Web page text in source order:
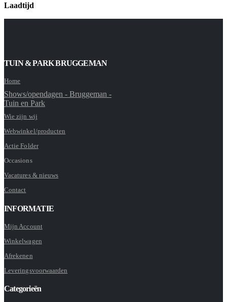
Laadtijd
TUIN & PARK BRUGGEMAN
Home
Shows/opendagen - Bruggeman -
Tuin en Park
Wie zijn wij
Webwinkel/producten
Actie Folder
Occasions
Vacatures & nieuws
Contact
INFORMATIE
Mijn Account
Winkelwagen
Afrekenen
Leveringsvoorwaarden
Categorieën